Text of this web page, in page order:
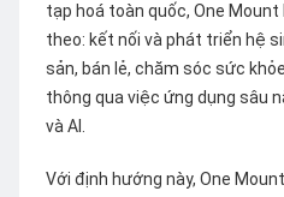
tạp hoá toàn quốc, One
theo: kết nối và phát triển hệ
sản, bán lẻ, chăm sóc sức
thông qua việc ứng dụng sâu
và AI.
Với định hướng này, One